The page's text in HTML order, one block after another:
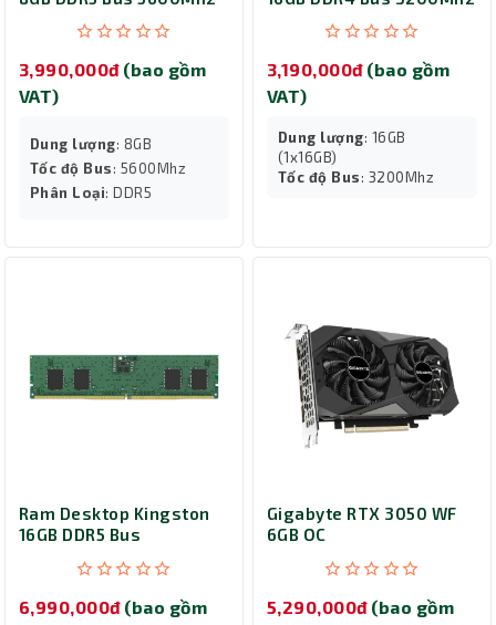
KVR56U46BS6-8
3,990,000đ (bao gồm
VAT)
Dung lượng: 8GB
Tốc độ Bus: 5600Mhz
Phân Loại: DDR5
F4-3200C16S-16GIS
3,190,000đ (bao gồm
VAT)
Dung lượng: 16GB
(1x16GB)
Tốc độ Bus: 3200Mhz
Ram Desktop Kingston
16GB DDR5 Bus
KVR56U46BS8-16WP
6,990,000đ (bao gồm
Gigabyte RTX 3050 WF
6GB OC
5,290,000đ (bao gồm